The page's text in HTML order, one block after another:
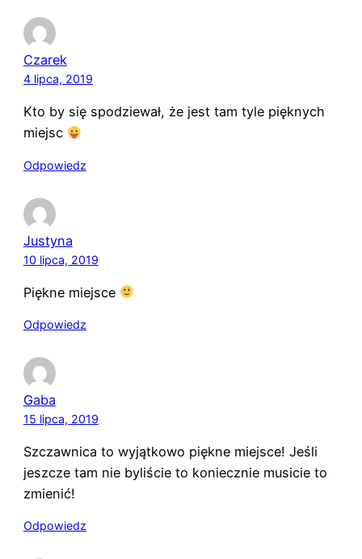
Czarek
4 lipca, 2019
Kto by się spodziewał, że jest tam tyle pięknych
miejsc
Odpowiedz
Justyna
10 lipca, 2019
Piękne miejsce
Odpowiedz
Gaba
15 lipca, 2019
Szczawnica to wyjątkowo piękne miejsce! Jeśli
jeszcze tam nie byliście to koniecznie musicie to
zmienić!
Odpowiedz